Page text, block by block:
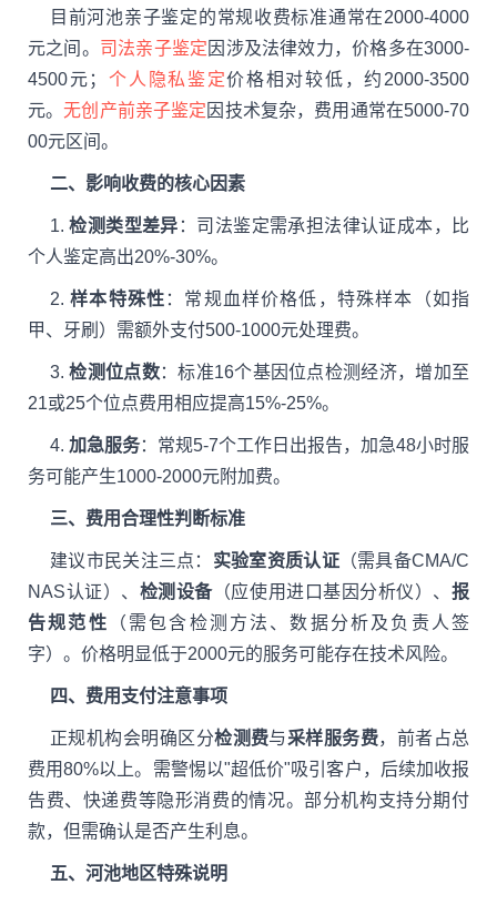
目前河池亲子鉴定的常规收费标准通常在2000-4000
元之间。 司法亲子鉴定 因涉及法律效力，价格多在3000-
4500元； 个人隐私鉴定价格相对较低，约2000-3500
元。无创产前亲子鉴定 因技术复杂，费用通常在5000-70
00元区间。
二、影响收费的核心因素
1.检测类型差异 ：司法鉴定需承担法律认证成本，比
个人鉴定高出20%-30%。
2.样本特殊性 ：常规血样价格低，特殊样本（如指
甲、牙刷）需额外支付500-1000元处理费。
3.检测位点数：标准16个基因位点检测经济，增加至
21或25个位点费用相应提高15%-25%。
4. 加急服务：常规5-7个工作日出报告，加急48小时服
务可能产生1000-2000元附加费。
三、费用合理性判断标准
建议市民关注三点： 实验室资质认证（需具备CMA/C
NAS认证）、 检测设备（应使用进口基因分析仪）、报
告规范性
（需包含检测方法、数据分析及负责人签
字）。价格明显低于2000元的服务可能存在技术风险。
四、费用支付注意事项
正规机构会明确区分检测费与采样服务费，前者占总
费用80%以上。需警惕以"超低价"吸引客户，后续加收报
告费、快递费等隐形消费的情况。部分机构支持分期付
款，但需确认是否产生利息。
五、河池地区特殊说明